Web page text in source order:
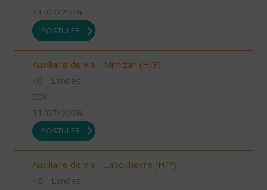
31/07/2026
POSTULER
Auxiliaire de vie - Mimizan (H/F)
40 - Landes
CDI
31/07/2026
POSTULER
Auxiliaire de vie - Labouheyre (H/F)
40 - Landes